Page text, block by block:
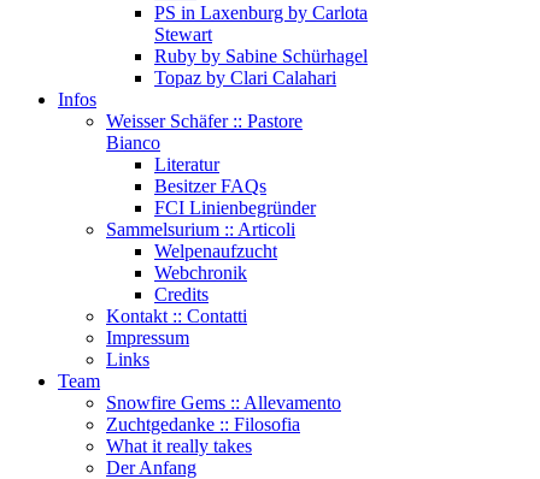
PS in Laxenburg by Carlota
Stewart
Ruby by Sabine Schürhagel
Topaz by Clari Calahari
Infos
Weisser Schäfer :: Pastore
Bianco
Literatur
Besitzer FAQs
FCI Linienbegründer
Sammelsurium :: Articoli
Welpenaufzucht
Webchronik
Credits
Kontakt :: Contatti
Impressum
Links
Team
Snowfire Gems :: Allevamento
Zuchtgedanke :: Filosofia
What it really takes
Der Anfang